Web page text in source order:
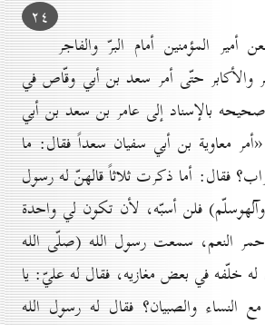
۲٤
أمير المؤمنين أمام البرّ والفاجر
والأكابر حتّى أمر سعد بن أبي وقّاص في
بالإسناد إلى عامر بن سعد بن أبي
معاوية بن أبي سفيان سعداً فقال: ما
فقال: أما ذكرت ثلاثاً قالهنّ له رسول
فلن أسبّه، لأن تكون لي واحدة
النعم، سمعت رسول الله (صلّى الله
له خلّفه في بعض مغازيه، فقال له عليّ: يا
النساء والصبيان؟ فقال له رسول الله